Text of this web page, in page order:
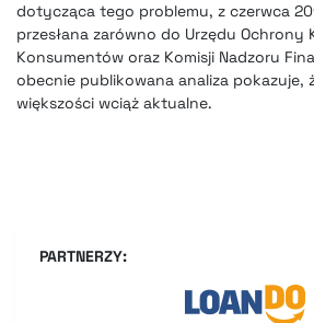
dotycząca tego problemu, z czerwca
przesłana zarówno do Urzędu Ochrony
Konsumentów oraz Komisji Nadzoru
obecnie publikowana analiza pokazuje,
większości wciąż aktualne.
PARTNERZY: